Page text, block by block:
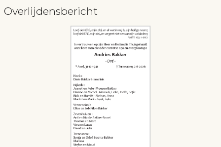
Overlijdensbericht